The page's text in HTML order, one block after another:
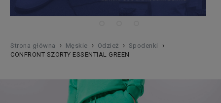
Strona główna › Męskie › Odzież › Spodenki ›
CONFRONT SZORTY ESSENTIAL GREEN